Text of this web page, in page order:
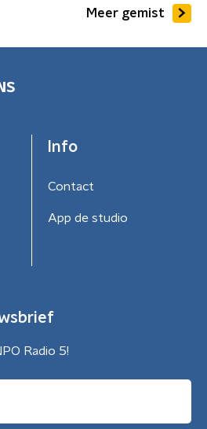
Meer gemist
Info
Contact
App de studio
Radio 5!